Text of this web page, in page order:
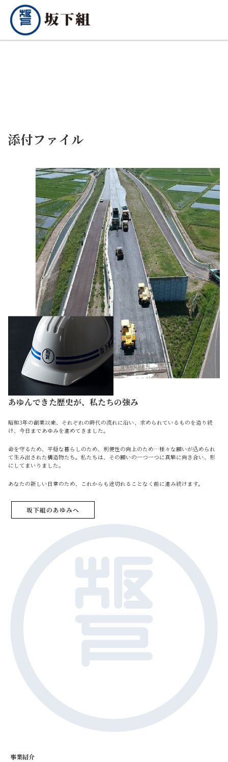
添付ファイル
あゆんできた歴史が、私たちの強み
昭和3年の創業以来、それぞれの時代の流れに沿い、求められているものを造り続
け、今日まであゆみを進めてきました。
命を守るため、平穏な暮らしのため、利便性の向上のため…様々な願いが込められ
て生み出された構造物たち。私たちは、その願いの一つ一つに真摯に向き合い、形
にしてまいりました。
あなたの新しい日常のため、これからも途切れることなく前に進み続けます。
坂下組のあゆみへ
事業紹介